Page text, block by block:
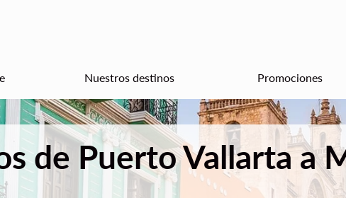
Nuestros destinos Promociones
de Puerto Vallarta a